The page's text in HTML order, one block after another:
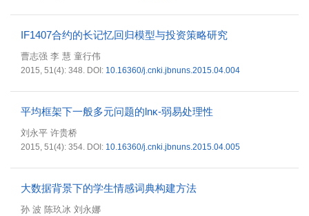
IF1407合约的长记忆回归模型与投资策略研究
曹志强 李 慧 童行伟
2015, 51(4): 348. DOI: 10.16360/j.cnki.jbnuns.2015.04.004
平均框架下一般多元问题的lnκ-弱易处理性
刘永平 许贵桥
2015, 51(4): 354. DOI: 10.16360/j.cnki.jbnuns.2015.04.005
大数据背景下的学生情感词典构建方法
孙 波 陈玖冰 刘永娜